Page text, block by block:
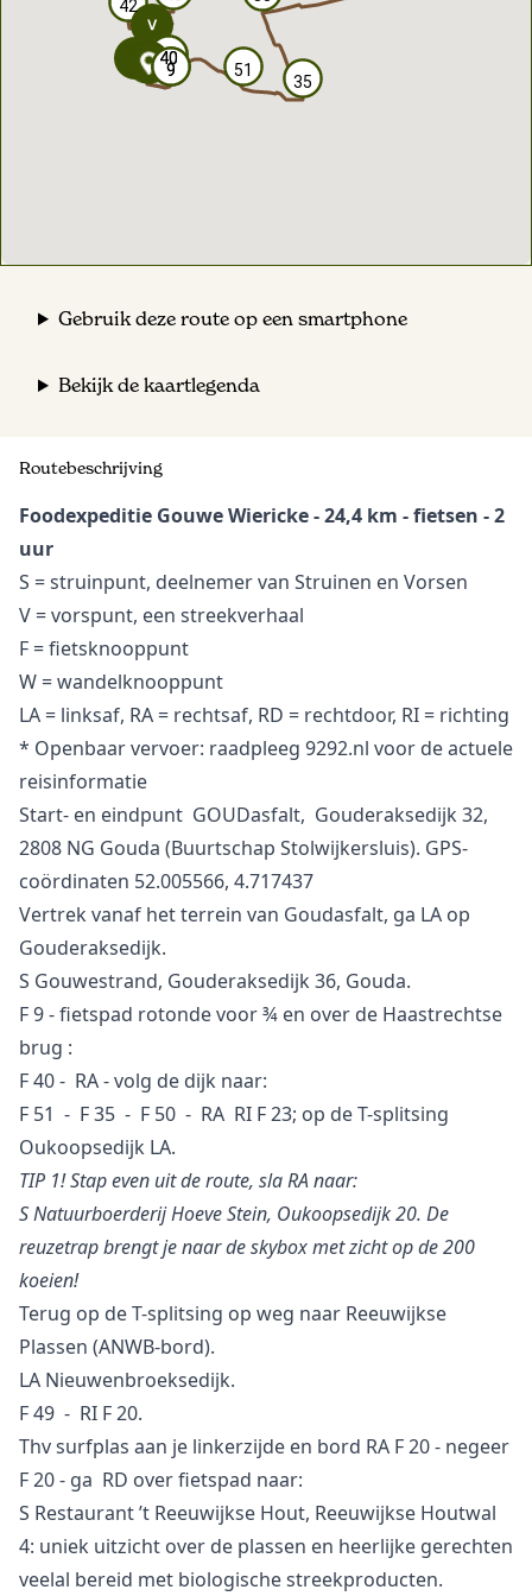
9
40
51
35
42
40
9
9
40
51
35
42
40
9
Gebruik deze route op een smartphone
Bekijk de kaartlegenda
Routebeschrijving
Foodexpeditie Gouwe Wiericke - 24,4 km - fietsen - 2
uur
S = struinpunt, deelnemer van Struinen en Vorsen
V = vorspunt, een streekverhaal
F = fietsknooppunt
W = wandelknooppunt
LA = linksaf, RA = rechtsaf, RD = rechtdoor, RI = richting
* Openbaar vervoer: raadpleeg 9292.nl voor de actuele
reisinformatie
Start- en eindpunt GOUDasfalt, Gouderaksedijk 32,
2808 NG Gouda (Buurtschap Stolwijkersluis). GPS-
coördinaten 52.005566, 4.717437
Vertrek vanaf het terrein van Goudasfalt, ga LA op
Gouderaksedijk.
S Gouwestrand, Gouderaksedijk 36, Gouda.
F 9 - fietspad rotonde voor ¾ en over de Haastrechtse
brug :
F 40 - RA - volg de dijk naar:
F 51 - F 35 - F 50 - RA RI F 23; op de T-splitsing
Oukoopsedijk LA.
TIP 1! Stap even uit de route, sla RA naar:
S Natuurboerderij Hoeve Stein, Oukoopsedijk 20. De
reuzetrap brengt je naar de skybox met zicht op de 200
koeien!
Terug op de T-splitsing op weg naar Reeuwijkse
Plassen (ANWB-bord).
LA Nieuwenbroeksedijk.
F 49 - RI F 20.
Thv surfplas aan je linkerzijde en bord RA F 20 - negeer
F 20 - ga RD over fietspad naar:
S Restaurant ’t Reeuwijkse Hout, Reeuwijkse Houtwal
4: uniek uitzicht over de plassen en heerlijke gerechten
veelal bereid met biologische streekproducten.